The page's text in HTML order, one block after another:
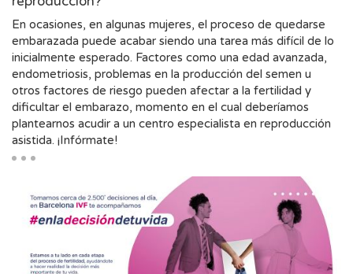
En ocasiones, en algunas mujeres, el proceso de quedarse
embarazada puede acabar siendo una tarea más difícil de lo
inicialmente esperado. Factores como una edad avanzada,
endometriosis, problemas en la producción del semen u
otros factores de riesgo pueden afectar a la fertilidad y
dificultar el embarazo, momento en el cual deberíamos
plantearnos acudir a un centro especialista en reproducción
asistida. ¡Infórmate!